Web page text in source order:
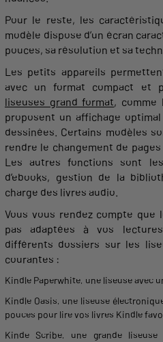
Pour le reste, les
modèle dispose d’un écran
pouces, sa résolution et sa
Les petits appareils
avec unformat compact et
liseuses grand format, comme
proposent un affichage
dessinées. Certains modèles
rendre le changement de pages
Les autresfonctions sont
d’ebooks, gestion de la
charge des livres audio.
Vous vous rendez compte que
pas adaptées à vos lectures
différents dossiers sur les
courantes :
Kindle Paperwhite, une liseuseavec
Kindle Oasis, une liseuse
pouces pour lire vos livres Kindle
Kinde Scribe, une grande liseuse